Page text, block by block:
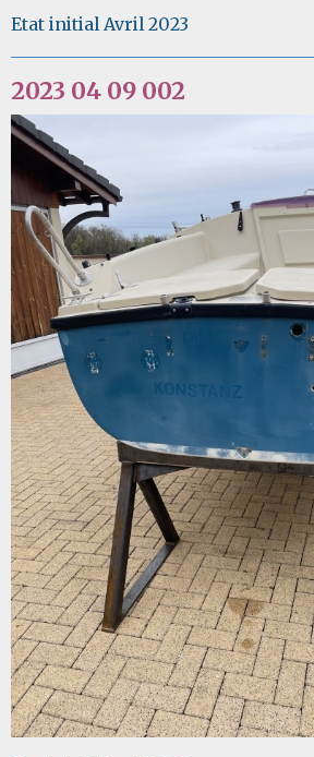
Etat initial Avril 2023
2023 04 09 002